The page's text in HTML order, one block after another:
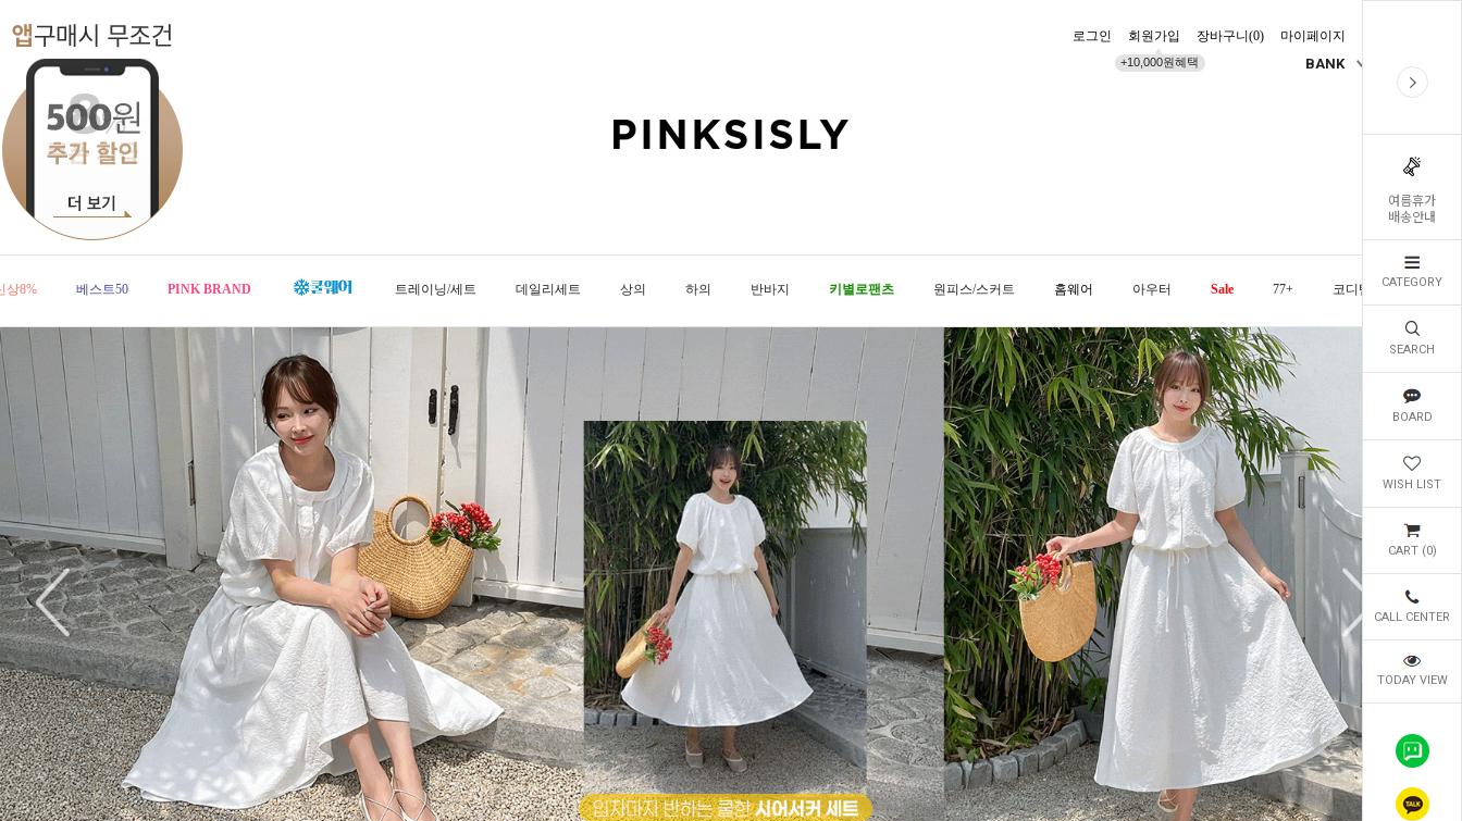
여름휴가
배송안내
CATEGORY
SEARCH
BOARD
WISH LIST
CART (0)
CALL CENTER
TODAY VIEW
로그인 회원가입
+10,000원혜택
장바구니(0) 마이페이지
BANK
상8% 베스트50 PINK BRAND 트레이닝/세트 데일리세트 상의 하의 반바지 키별로팬츠 원피스/스커트 홈웨어 아우터 Sale 77+ 코디템 오늘발송